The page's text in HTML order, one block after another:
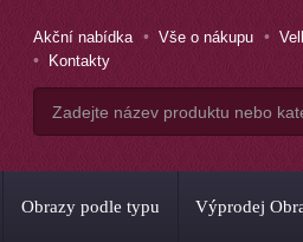
Akční nabídka Vše o nákupu
Kontakty
Obrazy podle typu Výprodej